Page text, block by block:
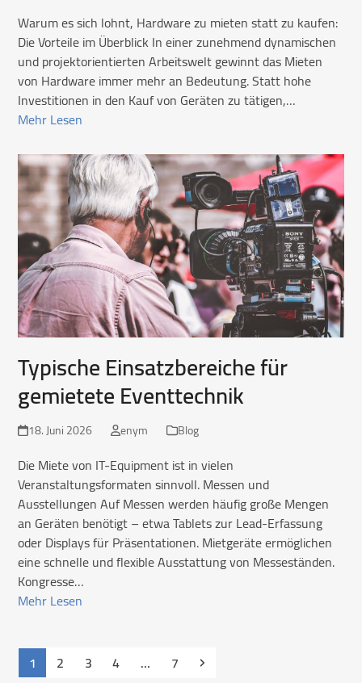
Warum es sich lohnt, Hardware zu mieten statt zu kaufen:
Die Vorteile im Überblick In einer zunehmend dynamischen
und projektorientierten Arbeitswelt gewinnt das Mieten
von Hardware immer mehr an Bedeutung. Statt hohe
Investitionen in den Kauf von Geräten zu tätigen,…
Mehr Lesen
Typische Einsatzbereiche für
gemietete Eventtechnik
18. Juni 2026 enym Blog
Die Miete von IT-Equipment ist in vielen
Veranstaltungsformaten sinnvoll. Messen und
Ausstellungen Auf Messen werden häufig große Mengen
an Geräten benötigt – etwa Tablets zur Lead-Erfassung
oder Displays für Präsentationen. Mietgeräte ermöglichen
eine schnelle und flexible Ausstattung von Messeständen.
Kongresse…
Mehr Lesen
Seite
1 Seite
2 Seite
3 Seite
4 … Seite
7 Vorwärts